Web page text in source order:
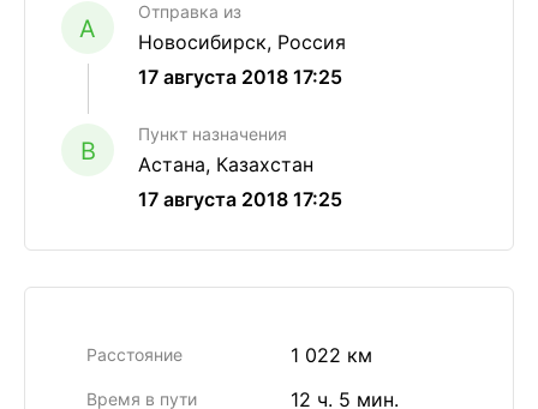
A
Отправка из
Новосибирск, Россия
17 августа 2018 17:25
B
Пункт назначения
Астана, Казахстан
17 августа 2018 17:25
Расстояние 1 022 км
Время в пути 12 ч. 5 мин.